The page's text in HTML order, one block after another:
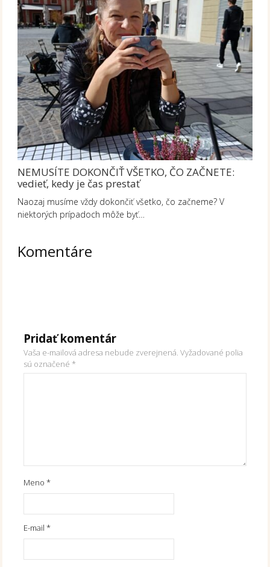
NEMUSÍTE DOKONČIŤ VŠETKO, ČO ZAČNETE:
vedieť, kedy je čas prestať
Naozaj musíme vždy dokončiť všetko, čo začneme? V
niektorých prípadoch môže byť…
Komentáre
Pridať komentár
Vaša e-mailová adresa nebude zverejnená. Vyžadované polia
sú označené*
Meno*
E-mail*